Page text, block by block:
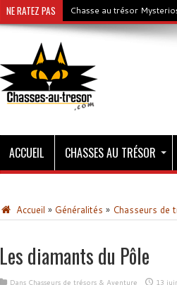
NE RATEZ PAS Chasse au trésor
ACCUEIL CHASSES AU TRÉSOR
Accueil » Généralités » Chasseurs de
Les diamants du Pôle
Dans Chasseurs de trésors & Aventure 13